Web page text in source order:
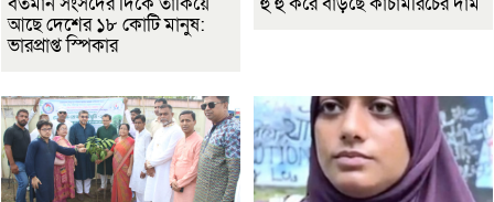
আছে দেশের ১৮ কোটি মানুষ:
ভারপ্রাপ্ত স্পিকার